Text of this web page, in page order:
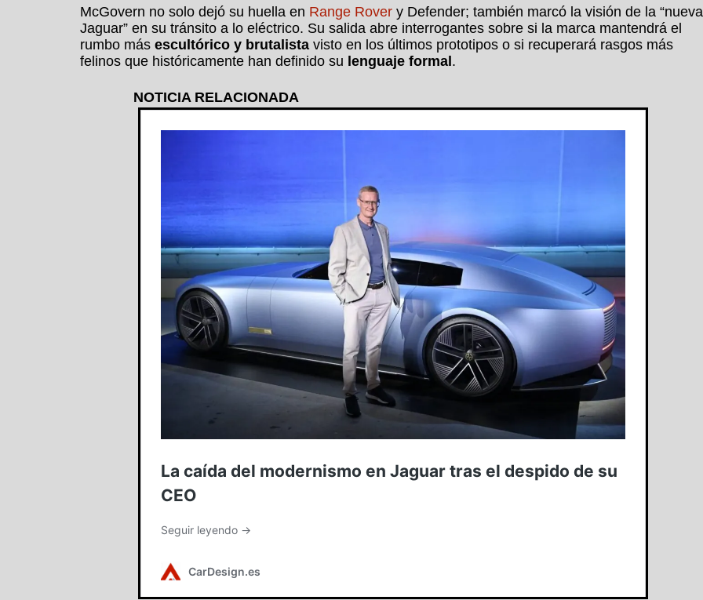
McGovern no solo dejó su huella en Range Rover y Defender; también marcó la visión de la “nueva
Jaguar” en su tránsito a lo eléctrico. Su salida abre interrogantes sobre si la marca mantendrá el
rumbo más escultórico y brutalista visto en los últimos prototipos o si recuperará rasgos más
felinos que históricamente han definido su lenguaje formal.
NOTICIA RELACIONADA